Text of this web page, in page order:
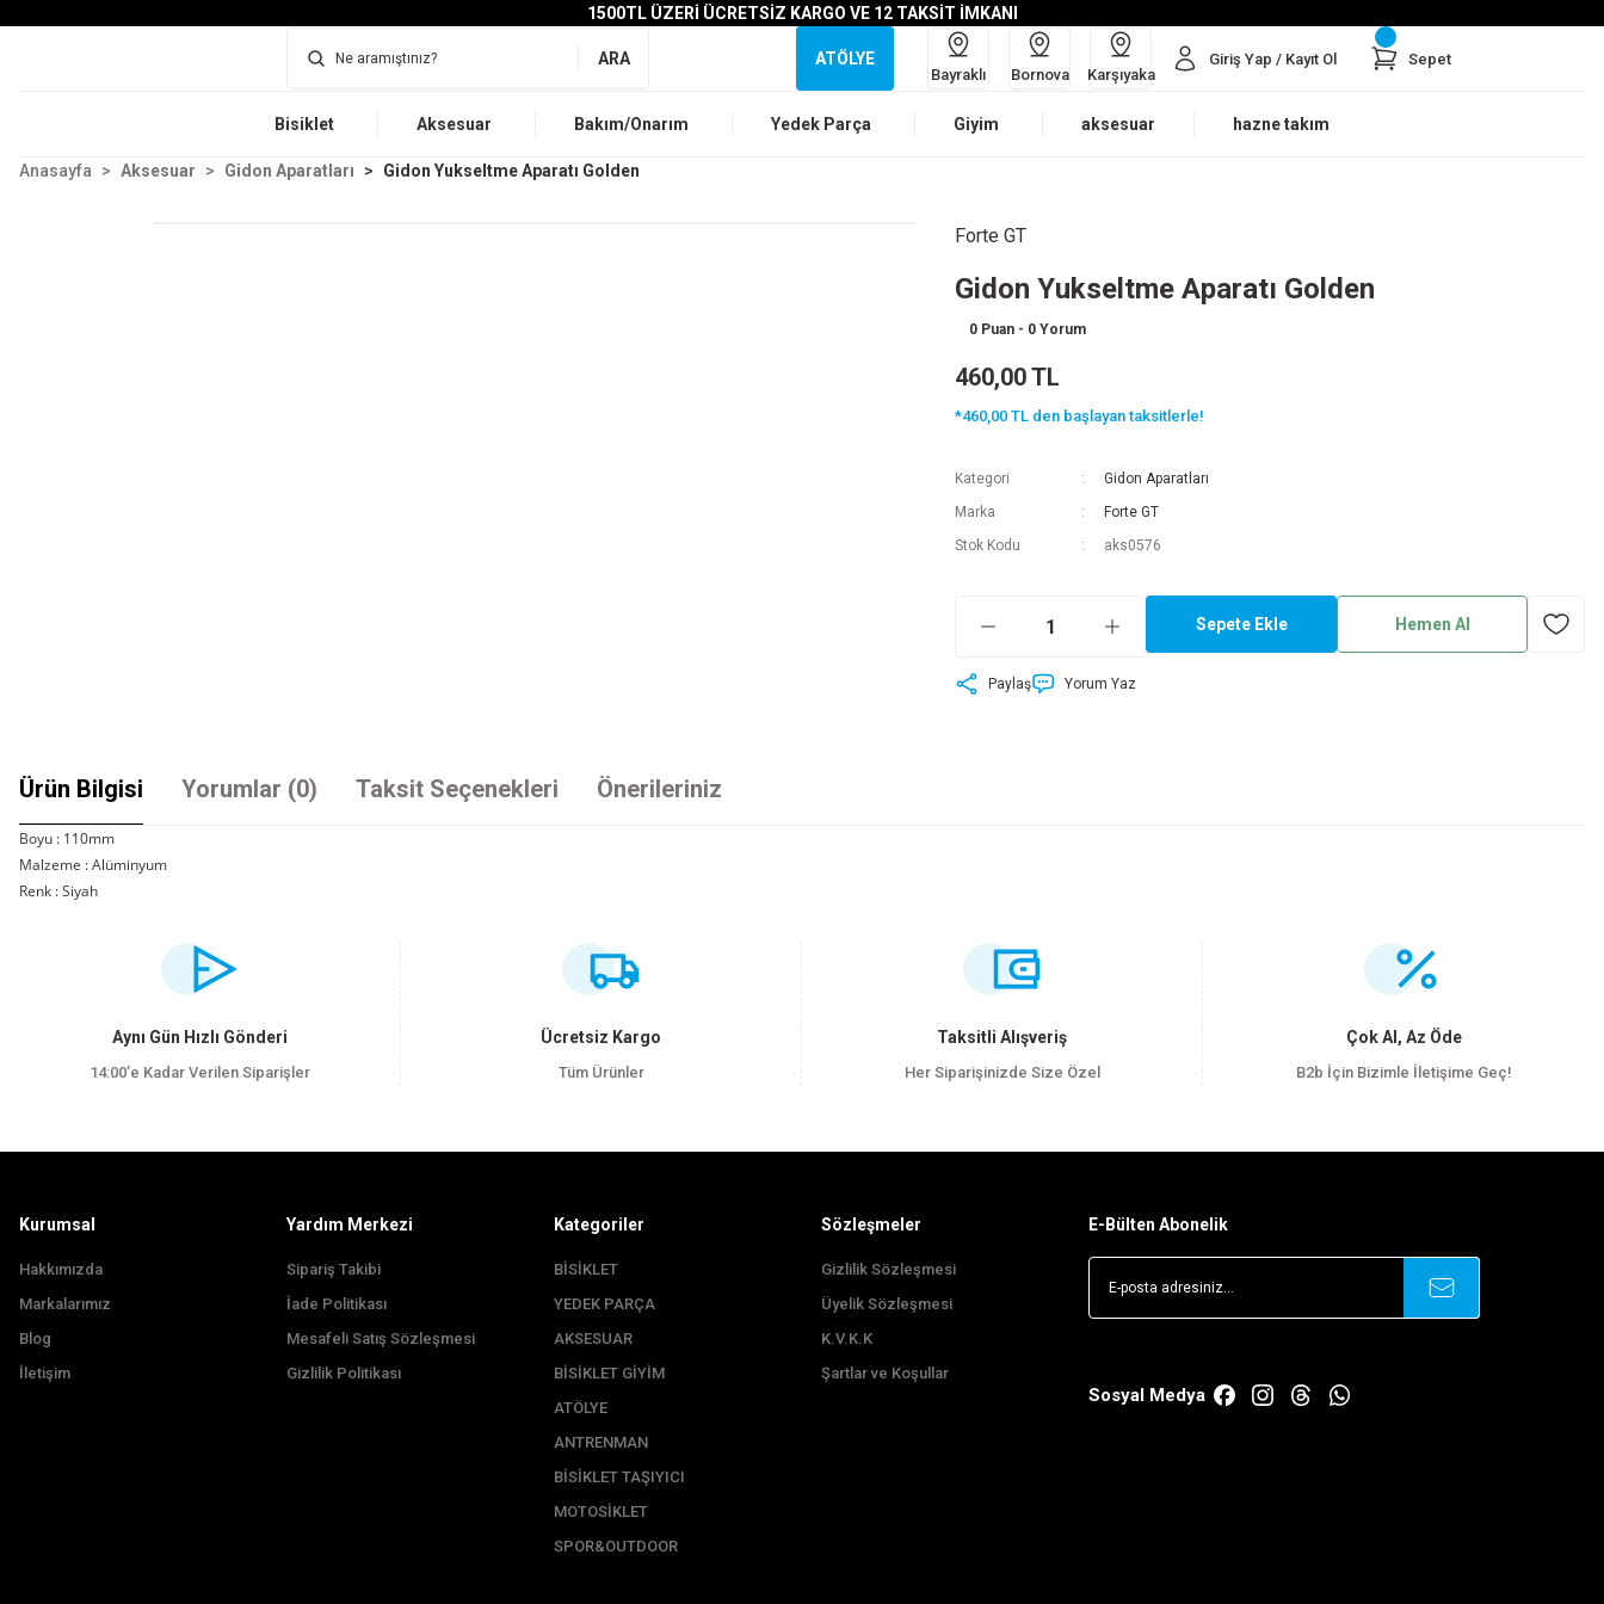
1500TL ÜZERİ ÜCRETSİZ KARGO VE 12 TAKSİT İMKANI
ARA ATÖLYE
Bayraklı Bornova Karşıyaka
Giriş Yap / Kayıt Ol Sepet
Bisiklet Aksesuar Bakım/Onarım Yedek Parça Giyim aksesuar hazne takım
Anasayfa Aksesuar Gidon Aparatları Gidon Yukseltme Aparatı Golden
Forte GT
Gidon Yukseltme Aparatı Golden
0 Puan - 0 Yorum
460,00 TL
*460,00 TL den başlayan taksitlerle!
Kategori
Gidon Aparatları
Marka
Forte GT
Stok Kodu
aks0576
Sepete Ekle Hemen Al
Paylaş Yorum Yaz
Ürün Bilgisi Yorumlar (0) Taksit Seçenekleri Önerileriniz
Boyu : 110mm
Malzeme : Alüminyum
Renk : Siyah
Görüş ve önerileriniz için teşekkür ederiz.
Ürün açıklamasında eksik bilgiler bulunuyor.
Ürün bilgilerinde hatalar bulunuyor.
Aynı Gün Hızlı Gönderi
14:00’e Kadar Verilen Siparişler
Ücretsiz Kargo
Tüm Ürünler
Taksitli Alışveriş
Her Siparişinizde Size Özel
Çok Al, Az Öde
B2b İçin Bizimle İletişime Geç!
Kurumsal
Hakkımızda
Markalarımız
Blog
İletişim
Yardım Merkezi
Sipariş Takibi
İade Politikası
Mesafeli Satış Sözleşmesi
Gizlilik Politikası
Kategoriler
BİSİKLET
YEDEK PARÇA
AKSESUAR
BİSİKLET GİYİM
ATÖLYE
ANTRENMAN
BİSİKLET TAŞIYICI
MOTOSİKLET
SPOR&OUTDOOR
Sözleşmeler
Gizlilik Sözleşmesi
Üyelik Sözleşmesi
K.V.K.K
Şartlar ve Koşullar
E-Bülten Abonelik
Sosyal Medya